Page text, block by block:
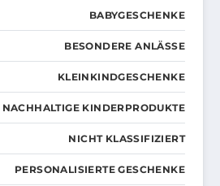
BABYGESCHENKE
BESONDERE ANLÄSSE
KLEINKINDGESCHENKE
NACHHALTIGE KINDERPRODUKTE
NICHT KLASSIFIZIERT
PERSONALISIERTE GESCHENKE